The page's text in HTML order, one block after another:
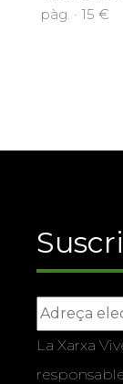
pàg. · 15 €
La Xarxa